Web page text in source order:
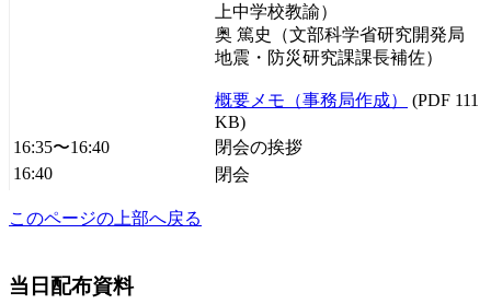
上中学校教諭）
奥 篤史（文部科学省研究開発局
地震・防災研究課課長補佐）
概要メモ（事務局作成）
(PDF 111
KB)
16:35〜16:40
閉会の挨拶
16:40
閉会
このページの上部へ戻る
当日配布資料